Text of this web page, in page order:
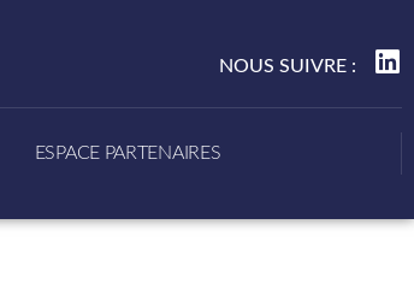
NOUS SUIVRE :
ESPACE PARTENAIRES